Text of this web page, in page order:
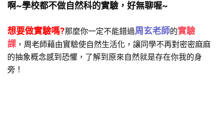
啊~學校都不做自然科的實驗，好無聊喔~
想要做實驗嗎?那麼你一定不能錯過周玄老師的實驗
課，周老師藉由實驗使自然生活化，讓同學不再對密密麻麻
的抽象概念感到恐懼，了解到原來自然就是存在你我的身
旁！